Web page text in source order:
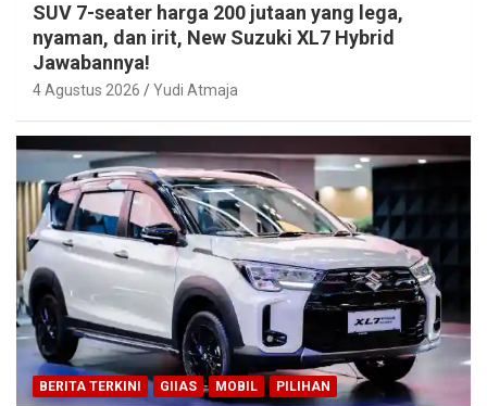
SUV 7-seater harga 200 jutaan yang lega,
nyaman, dan irit, New Suzuki XL7 Hybrid
Jawabannya!
4 Agustus 2026 Yudi Atmaja
BERITA TERKINI GIIAS MOBIL PILIHAN